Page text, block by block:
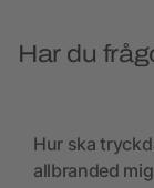
Har du
Hur ska
allbranded